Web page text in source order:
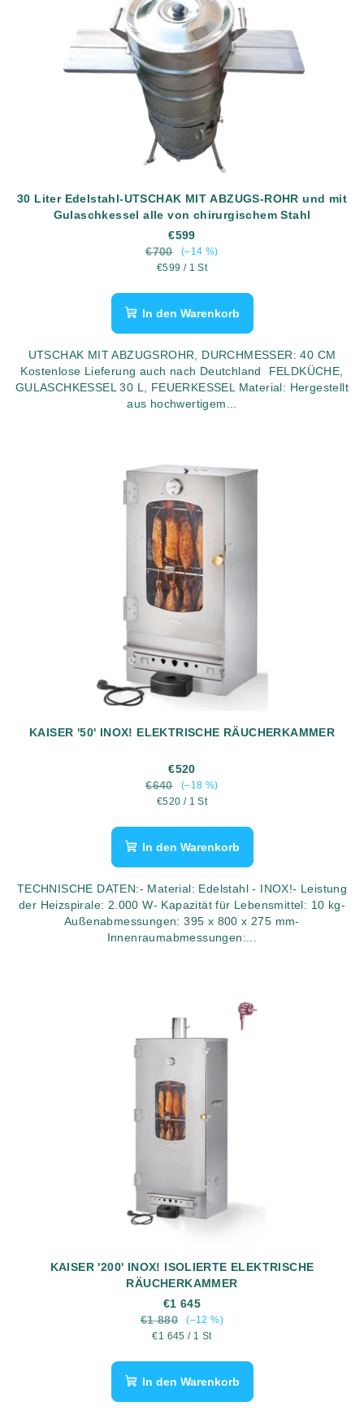
30 Liter Edelstahl-UTSCHAK MIT ABZUGS-ROHR und mit
Gulaschkessel alle von chirurgischem Stahl
€599
€700
(–14 %)
Verkaufspreis:
€599 / 1 St
In den Warenkorb
UTSCHAK MIT ABZUGSROHR, DURCHMESSER: 40 CM
Kostenlose Lieferung auch nach Deutchland FELDKÜCHE,
GULASCHKESSEL 30 L, FEUERKESSEL Material: Hergestellt
aus hochwertigem...
KAISER '50' INOX! ELEKTRISCHE RÄUCHERKAMMER
€520
€640
(–18 %)
Verkaufspreis:
€520 / 1 St
In den Warenkorb
TECHNISCHE DATEN:- Material: Edelstahl - INOX!- Leistung
der Heizspirale: 2.000 W- Kapazität für Lebensmittel: 10 kg-
Außenabmessungen: 395 x 800 x 275 mm-
Innenraumabmessungen:...
KAISER '200' INOX! ISOLIERTE ELEKTRISCHE
RÄUCHERKAMMER
€1 645
€1 880
(–12 %)
Verkaufspreis:
€1 645 / 1 St
In den Warenkorb